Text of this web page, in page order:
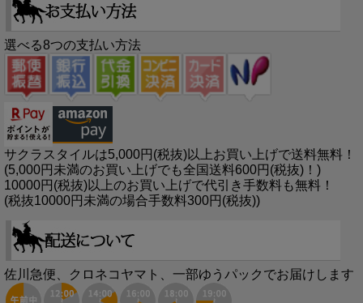
選べる8つの支払い方法
サクラスタイルは5,000円(税抜)以上お買い上げで送料無料！
(5,000円未満のお買い上げでも全国送料600円(税抜)！)
10000円(税抜)以上のお買い上げで代引き手数料も無料！
(税抜10000円未満の場合手数料300円(税抜))
佐川急便、クロネコヤマト、一部ゆうパックでお届けします